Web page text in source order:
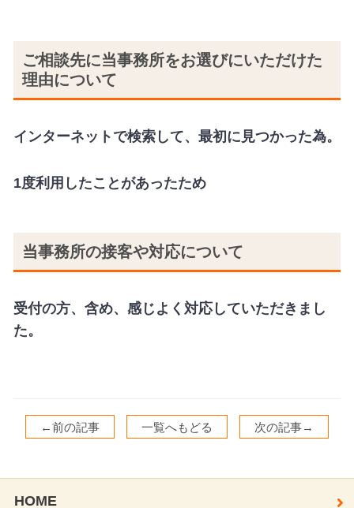
ご相談先に当事務所をお選びにいただけた
理由について
インターネットで検索して、最初に見つかった為。
1度利用したことがあったため
当事務所の接客や対応について
受付の方、含め、感じよく対応していただきまし
た。
←前の記事 一覧へもどる 次の記事→
HOME